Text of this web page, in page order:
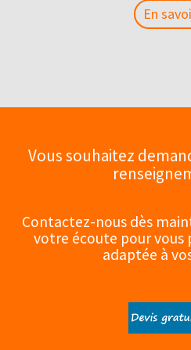
En
Vous souhaitez
Contactez-nous dès
votre écoute pour vous
adaptée à